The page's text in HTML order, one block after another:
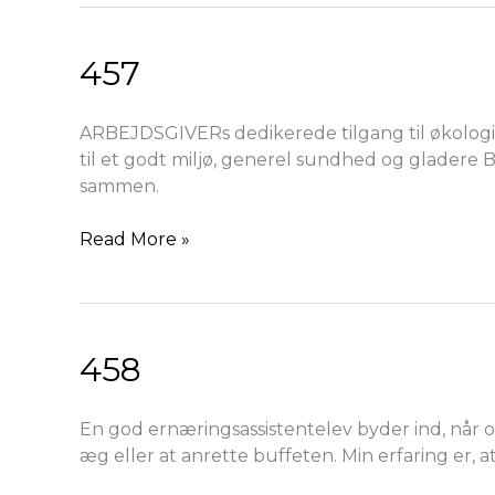
457
ARBEJDSGIVERs dedikerede tilgang til
til et godt miljø, generel sundhed og gladere
sammen.
457
Read More »
458
En god ernæringsassistentelev byder ind, når
æg eller at anrette buffeten. Min erfaring er,
458